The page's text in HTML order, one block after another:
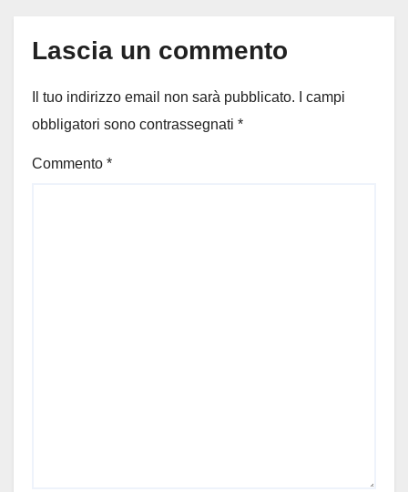
Lascia un commento
Il tuo indirizzo email non sarà pubblicato.
I campi
obbligatori sono contrassegnati *
Commento *